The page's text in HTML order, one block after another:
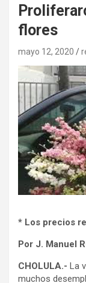
flores
mayo 12, 2020
* Los precios
Por J. Manuel
CHOLULA.- La
muchos